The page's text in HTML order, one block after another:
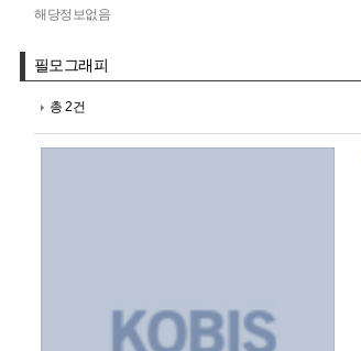
해당정보없음
필모그래피
총 2건